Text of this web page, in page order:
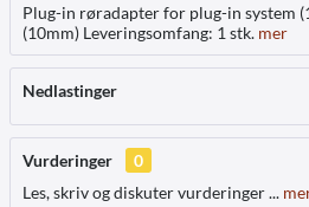
Plug-in røradapter for plug-in system
(10mm) Leveringsomfang: 1 stk. mer
Nedlastinger
Vurderinger
0
Les, skriv og diskuter vurderinger ...